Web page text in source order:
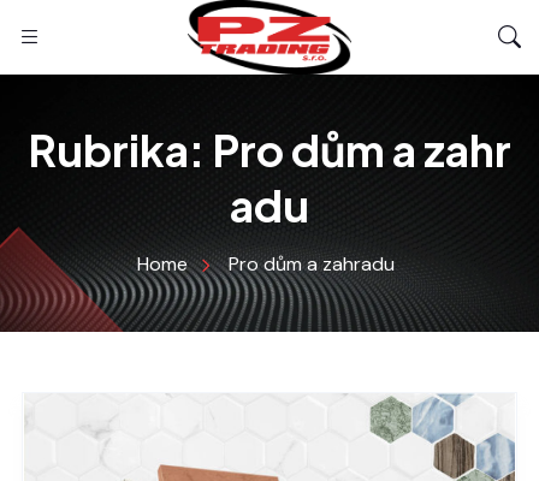
Rubrika: Pro dům a zahr
adu
Home Pro dům a zahradu